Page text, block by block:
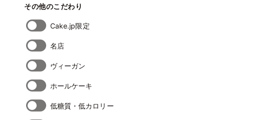
その他のこだわり
Cake.jp限定
名店
ヴィーガン
ホールケーキ
低糖質・低カロリー